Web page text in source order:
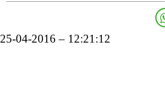
25-04-2016 – 12:21:12